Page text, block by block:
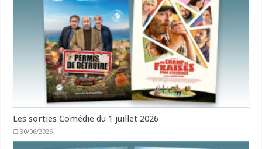
Les sorties Comédie du 1 juillet 2026
30/06/2026